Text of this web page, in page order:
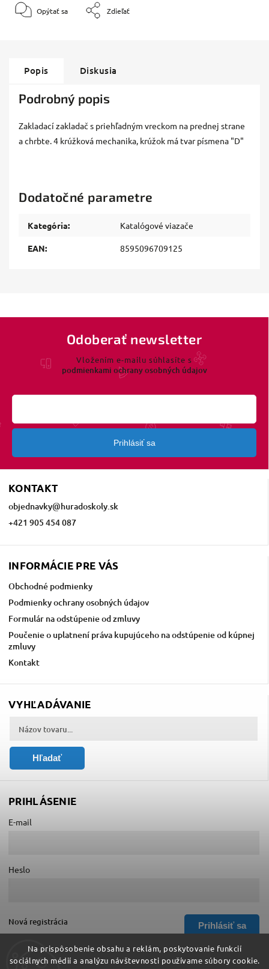
Na prispôsobenie obsahu a reklám, poskytovanie funkcií
sociálnych médií a analýzu návštevnosti používame súbory cookie.
Opýtať sa Zdieľať
Popis Diskusia
Podrobný popis
Zakladací zakladač s priehľadným vreckom na prednej strane
a chrbte. 4 krúžková mechanika, krúžok má tvar písmena "D"
Dodatočné parametre
Kategória: Katalógové viazače
EAN: 8595096709125
KONTAKT
objednavky@huradoskoly.sk
+421 905 454 087
INFORMÁCIE PRE VÁS
Obchodné podmienky
Podmienky ochrany osobných údajov
Formulár na odstúpenie od zmluvy
Poučenie o uplatnení práva kupujúceho na odstúpenie od kúpnej
zmluvy
Kontakt
Odoberať newsletter
Vložením e-mailu súhlasíte s
podmienkami ochrany osobných údajov
Prihlásiť sa
VYHĽADÁVANIE
Hľadať
PRIHLÁSENIE
E-mail
Heslo
Prihlásiť sa
Nová registrácia
Zabudnuté heslo